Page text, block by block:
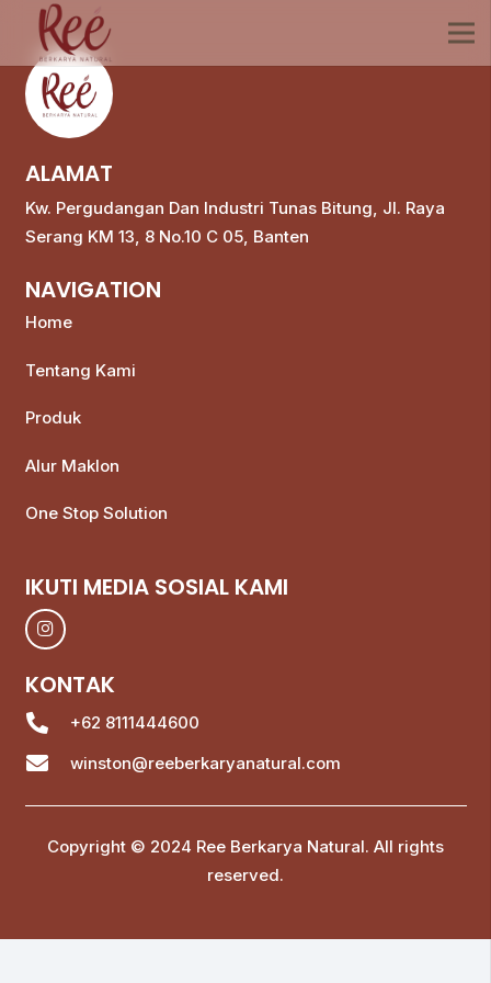
ALAMAT
Kw. Pergudangan Dan Industri Tunas Bitung, Jl. Raya
Serang KM 13, 8 No.10 C 05, Banten
NAVIGATION
Home
Tentang Kami
Produk
Alur Maklon
One Stop Solution
IKUTI MEDIA SOSIAL KAMI
KONTAK
+62 8111444600
winston@reeberkaryanatural.com
Copyright © 2024 Ree Berkarya Natural. All rights
reserved.